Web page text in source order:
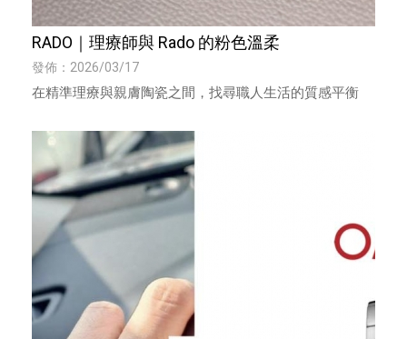
RADO｜理療師與 Rado 的粉色溫柔
發佈：2026/03/17
在精準理療與親膚陶瓷之間，找尋職人生活的質感平衡